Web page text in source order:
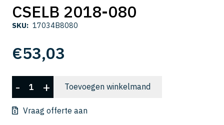
CSELB 2018-080
SKU: 17034B8080
€53,03
CSELB
2018-
080
- + Toevoegen winkelmand
Vraag offerte aan